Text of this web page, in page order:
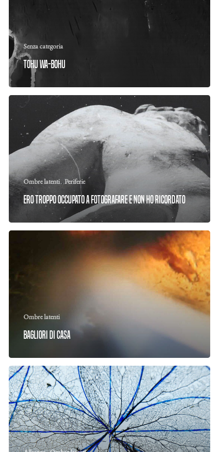
Senza categoria
Tohu wa-bohu
Ombre latenti Periferie
Ero troppo occupato a fotografare e non ho ricordato
Ombre latenti
Bagliori di casa